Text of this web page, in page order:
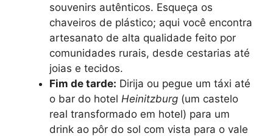
souvenirs autênticos. Esqueça os
chaveiros de plástico; aqui você encontra
artesanato de alta qualidade feito por
comunidades rurais, desde cestarias até
joias e tecidos.
Fim de tarde: Dirija ou pegue um táxi até
o bar do hotel Heinitzburg (um castelo
real transformado em hotel) para um
drink ao pôr do sol com vista para o vale